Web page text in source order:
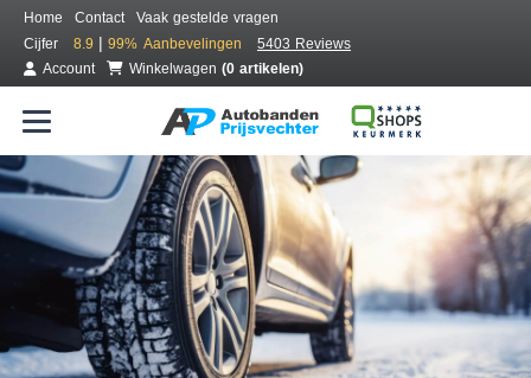
Home Contact
Vaak gestelde vragen
Cijfer
8.9 | 99% Aanbevelingen
5403 Reviews
Account
Winkelwagen (0 artikelen)
Bestel voordelig winterbanden
Gratis bezorgd of montage bij jou in de buurt